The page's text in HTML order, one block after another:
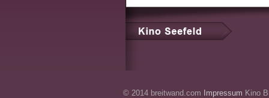
© 2014 breitwand.com Impressum Kino